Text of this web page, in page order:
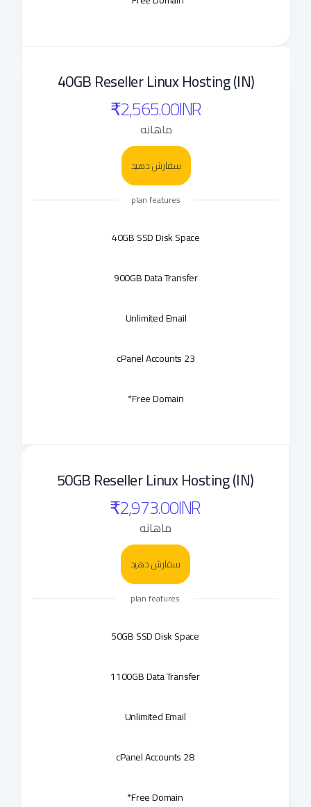
40GB Reseller Linux Hosting (IN)
₹2,565.00INR
ماهانه
سفارش دهید
plan features
40GB SSD Disk Space
900GB Data Transfer
Unlimited Email
23 cPanel Accounts
Free Domain*
50GB Reseller Linux Hosting (IN)
₹2,973.00INR
ماهانه
سفارش دهید
plan features
50GB SSD Disk Space
1100GB Data Transfer
Unlimited Email
28 cPanel Accounts
Free Domain*